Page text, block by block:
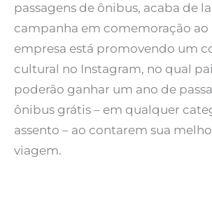
passagens de ônibus, acaba de
campanha em comemoração ao
empresa está promovendo um
cultural no Instagram, no qual
poderão ganhar um ano de
ônibus grátis – em qualquer
assento – ao contarem sua
viagem.